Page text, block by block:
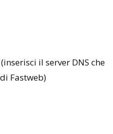
(inserisci il server DNS che
Fastweb)